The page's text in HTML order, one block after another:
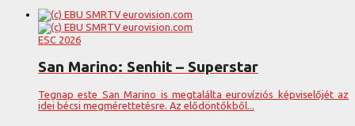
ESC 2026
San Marino: Senhit – Superstar
Tegnap este San Marino is megtalálta eurovíziós képviselőjét az
idei bécsi megmérettetésre. Az elődöntőkből...